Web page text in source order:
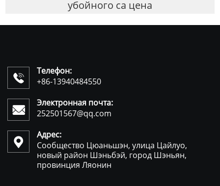
убойного са цена

Телефон:
+86-13940484550

Электронная почта:
252501567@qq.com

Адрес:
Сообщество Цюаньшэн, улица Цайлуо,
новый район Шэньбэй, город Шэньян,
провинция Ляонин